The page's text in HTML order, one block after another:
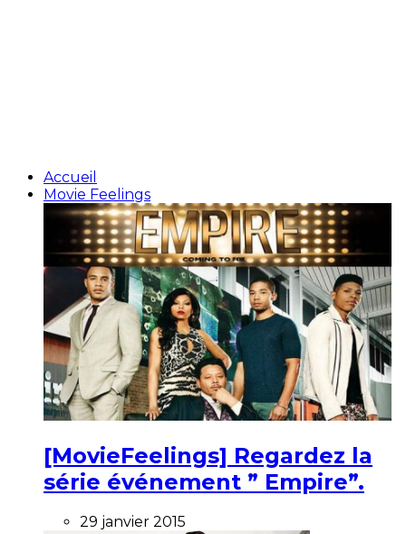
Accueil
Movie Feelings
[MovieFeelings] Regardez la
série événement ” Empire”.
29 janvier 2015